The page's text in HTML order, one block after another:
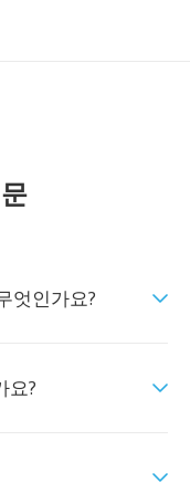
엇인가요?
요?